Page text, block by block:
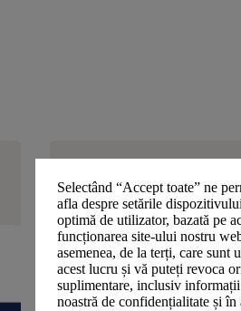
Selectând “Accept toate” ne
afla despre setările
optimă de utilizator, bazată pe
funcționarea site-ului nostru
asemenea, de la terți, care sunt
acest lucru și vă puteți revoca
suplimentare, inclusiv
noastră de confidențialitate și în